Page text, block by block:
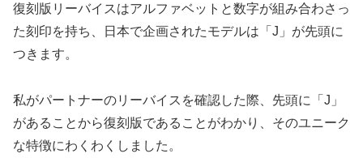
復刻版リーバイスはアルファベットと数字が組み合わさっ
た刻印を持ち、日本で企画されたモデルは「J」が先頭に
つきます。
私がパートナーのリーバイスを確認した際、先頭に「J」
があることから復刻版であることがわかり、そのユニーク
な特徴にわくわくしました。